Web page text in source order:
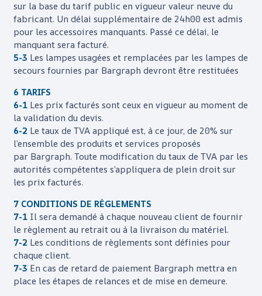
sur la base du tarif public en vigueur valeur neuve du
fabricant. Un délai supplémentaire de 24h00 est admis
pour les accessoires manquants. Passé ce délai, le
manquant sera facturé.
5-3 Les lampes usagées et remplacées par les lampes de
secours fournies par Bargraphdevront être restituées
6 TARIFS
6-1 Les prix facturés sont ceux en vigueur au moment de
la validation du devis.
6-2 Le taux de TVA appliqué est, à ce jour, de 20% sur
l’ensemble des produits et services proposés
par Bargraph. Toute modification du taux de TVA par les
autorités compétentes s’appliquera de plein droit sur
les prix facturés.
7 CONDITIONS DE RÈGLEMENTS
7-1 Il sera demandé à chaque nouveau client de fournir
le règlement au retrait ou à la livraison du matériel.
7-2 Les conditions de règlements sont définies pour
chaque client.
7-3 En cas de retard de paiement Bargraphmettra en
place les étapes de relances et de mise en demeure.